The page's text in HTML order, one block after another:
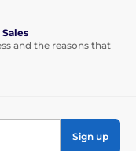
and the reasons that
Sign up